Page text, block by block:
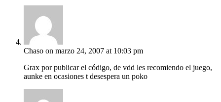
Chaso on marzo 24, 2007 at 10:03 pm
Grax por publicar el código, de vdd les recomiendo el juego,
aunke en ocasiones t desespera un poko